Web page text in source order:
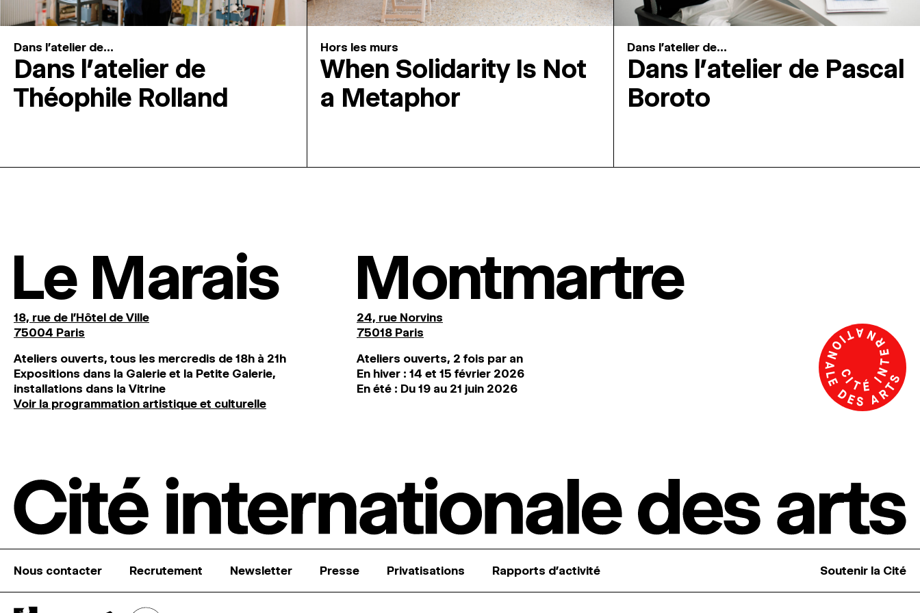
Dans l'atelier de...
Dans l’atelier de
Théophile Rolland
Hors les murs
When Solidarity Is Not
a Metaphor
Dans l'atelier de...
Dans l’atelier de Pascal
Boroto
Le Marais
18, rue de l'Hôtel de Ville
75004 Paris
Ateliers ouverts, tous les mercredis de 18h à 21h
Expositions dans la Galerie et la Petite Galerie,
installations dans la Vitrine
Voir la programmation artistique et culturelle
Montmartre
24, rue Norvins
75018 Paris
Ateliers ouverts, 2 fois par an
En hiver : 14 et 15 février 2026
En été : Du 19 au 21 juin 2026
Nous contacter Recrutement Newsletter Presse Privatisations Rapports d’activité Soutenir la Cité